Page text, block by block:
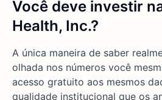
Você deve investir
Health, Inc.?
A única maneira de saber
olhada nos números você
acesso gratuito aos mesmos
qualidade institucional que os